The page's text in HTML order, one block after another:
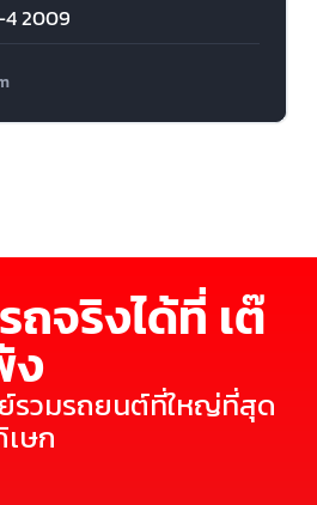
2009
จริงได้ที่ เต๊
รวมรถยนต์ที่ใหญ่ที่สุด
ษก